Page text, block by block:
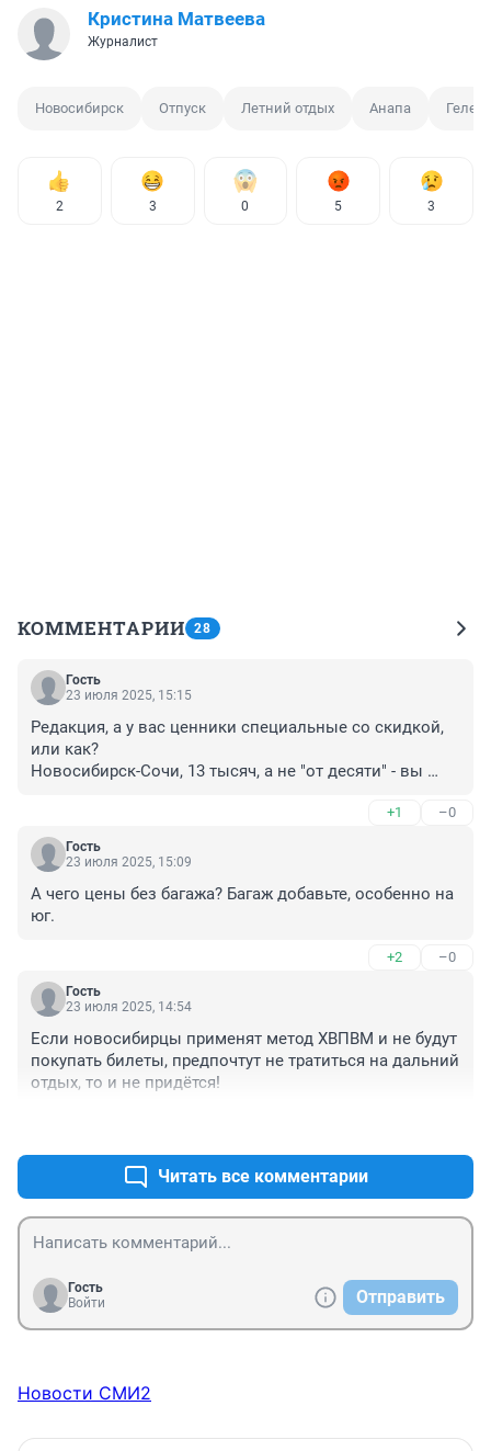
Кристина Матвеева
Журналист
Новосибирск Отпуск Летний отдых Анапа
2 3 0 5 3
КОММЕНТАРИИ 28
Гость
23 июля 2025, 15:15
Редакция, а у вас ценники специальные со скидкой,
или как?
Новосибирск-Сочи, 13 тысяч, а не "от десяти" - вы
+1 –0
Гость
23 июля 2025, 15:09
А чего цены без багажа? Багаж добавьте, особенно на
юг.
+2 –0
Гость
23 июля 2025, 14:54
Если новосибирцы применят метод ХВПВМ и не будут
покупать билеты, предпочтут не тратиться на дальний
отдых, то и не придётся!
Читать все комментарии
Гость
Войти
Отправить
Новости СМИ2